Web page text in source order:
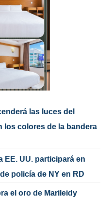
las luces del
los colores de la bandera
EE. UU. participará en
policía de NY en RD
el oro de Marileidy